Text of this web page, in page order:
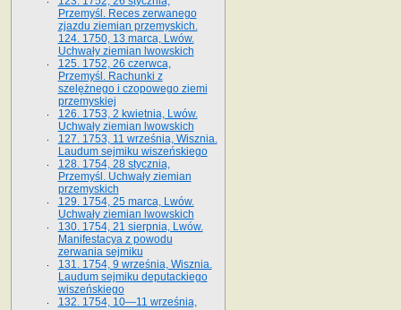
Przemyśl. Reces zerwanego
zjazdu ziemian przemyskich.
124. 1750, 13 marca, Lwów.
Uchwały ziemian lwowskich
125. 1752, 26 czerwca,
Przemyśl. Rachunki z
szelężnego i czopowego ziemi
przemyskiej
126. 1753, 2 kwietnia, Lwów.
Uchwały ziemian lwowskich
127. 1753, 11 września, Wisznia.
Laudum sejmiku wiszeńskiego
128. 1754, 28 stycznia,
Przemyśl. Uchwały ziemian
przemyskich
129. 1754, 25 marca, Lwów.
Uchwały ziemian lwowskich
130. 1754, 21 sierpnia, Lwów.
Manifestacya z powodu
zerwania sejmiku
131. 1754, 9 września, Wisznia.
Laudum sejmiku deputackiego
wiszeńskiego
132. 1754, 10—11 września,